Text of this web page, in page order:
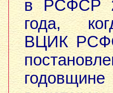
в РСФСР
года,
ВЦИК